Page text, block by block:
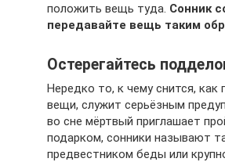
положить вещь туда. Сонник
передавайте вещь таким
Остерегайтесь
Нередко то, к чему снится, как
вещи, служит серьёзным
во сне мёртвый приглашает
подарком, сонники называют
предвестником беды или